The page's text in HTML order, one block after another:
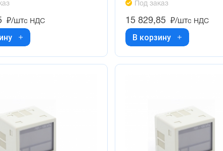
₽/штс НДС
Под заказ
15 829,85 ₽/штс НДС
В корзину